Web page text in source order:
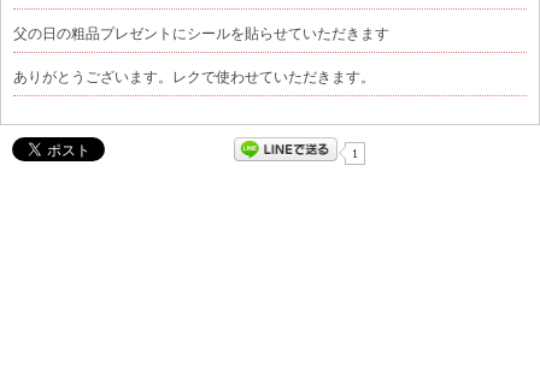
父の日の粗品プレゼントにシールを貼らせていただきます
ありがとうございます。レクで使わせていただきます。
1